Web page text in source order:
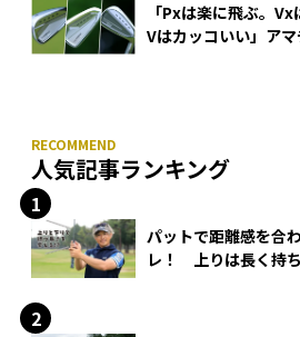
「Pxは楽に飛ぶ。
Vはカッコいい」ア
人気記事ランキング
パットで距離感を合
レ！ 上りは長く持